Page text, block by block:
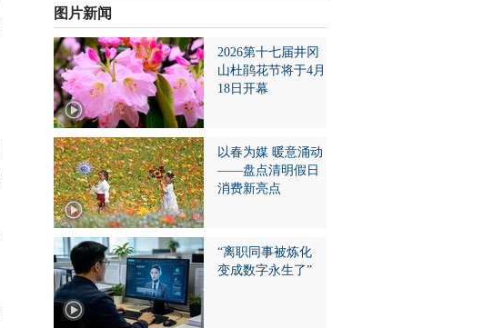
图片新闻
2026第十七届井冈
山杜鹃花节将于4月
18日开幕
以春为媒 暖意涌动
——盘点清明假日
消费新亮点
“离职同事被炼化
变成数字永生了”